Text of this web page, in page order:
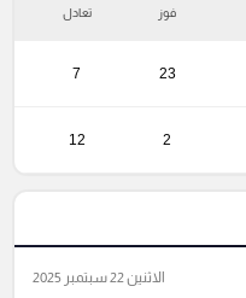
فوز تعادل
23
7
2
12
الاثنين 22 سبتمبر 2025